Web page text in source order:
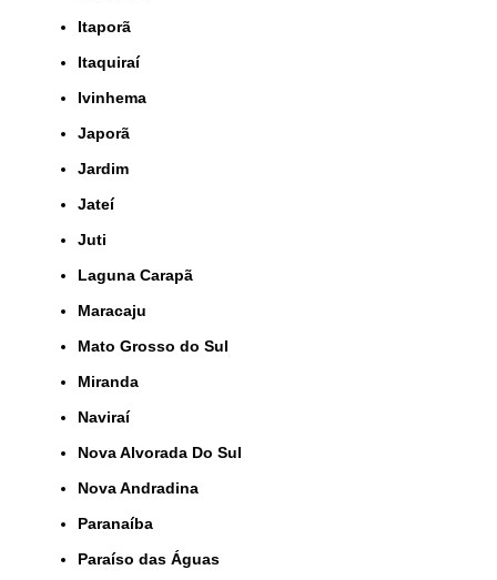
Itaporã
Itaquiraí
Ivinhema
Japorã
Jardim
Jateí
Juti
Laguna Carapã
Maracaju
Mato Grosso do Sul
Miranda
Naviraí
Nova Alvorada Do Sul
Nova Andradina
Paranaíba
Paraíso das Águas